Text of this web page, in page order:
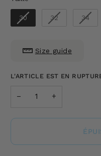
Taille
30 32 34
Size guide
L'ARTICLE EST EN
− +